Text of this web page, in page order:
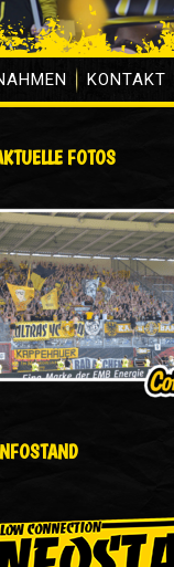
KONTAKT
FOTOS